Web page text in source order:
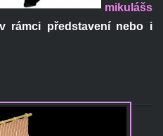
mikulášs
rámci představení nebo i